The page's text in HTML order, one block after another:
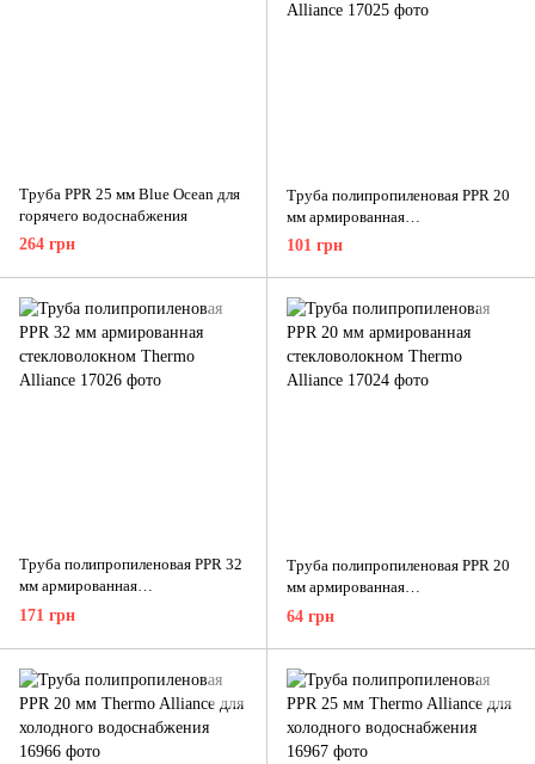
Труба PPR 25 мм Blue Ocean для
горячего водоснабжения
264 грн
Труба полипропиленовая PPR 20
мм армированная
стекловолокном Thermo Alliance
101 грн
Труба полипропиленовая PPR 32
мм армированная
стекловолокном Thermo Alliance
171 грн
Труба полипропиленовая PPR 20
мм армированная
стекловолокном Thermo Alliance
64 грн